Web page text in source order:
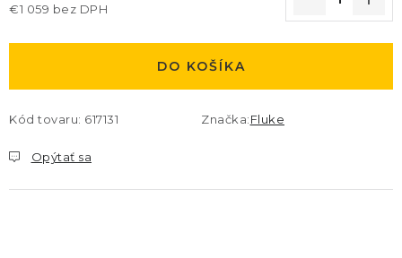
€1 059 bez DPH
DO KOŠÍKA
Kód tovaru: 617131 Značka:Fluke
Opýtať sa